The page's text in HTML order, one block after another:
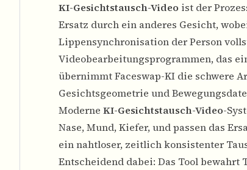
KI-Gesichtstausch-Video ist der
Ersatz durch ein anderes Gesicht,
Lippensynchronisation der Person
Videobearbeitungsprogrammen, das
übernimmt Faceswap-KI die schwere
Gesichtsgeometrie und
Moderne KI-Gesichtstausch-Video-
Nase, Mund, Kiefer, und passen das
ein nahtloser, zeitlich konsistenter
Entscheidend dabei: Das Tool